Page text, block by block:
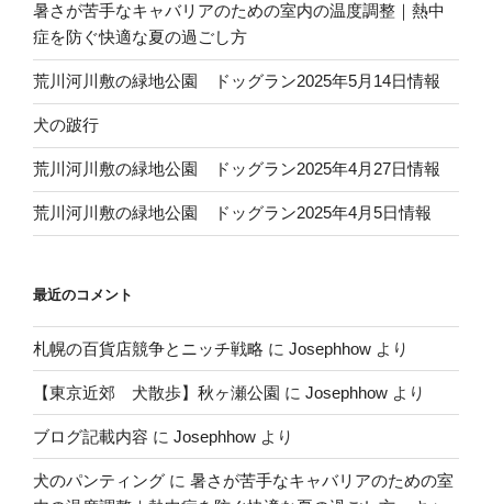
暑さが苦手なキャバリアのための室内の温度調整｜熱中
症を防ぐ快適な夏の過ごし方
荒川河川敷の緑地公園 ドッグラン2025年5月14日情報
犬の跛行
荒川河川敷の緑地公園 ドッグラン2025年4月27日情報
荒川河川敷の緑地公園 ドッグラン2025年4月5日情報
最近のコメント
札幌の百貨店競争とニッチ戦略 に Josephhow より
【東京近郊 犬散歩】秋ヶ瀬公園 に Josephhow より
ブログ記載内容 に Josephhow より
犬のパンティング に 暑さが苦手なキャバリアのための室